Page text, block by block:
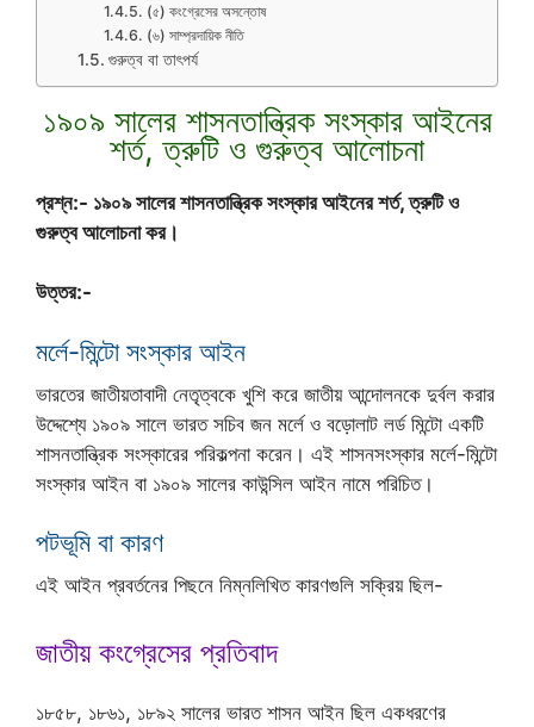
(৫) কংগ্রেসের অসন্তোষ
(৬) সাম্প্রদায়িক নীতি
গুরুত্ব বা তাৎপর্য
১৯০৯ সালের শাসনতান্ত্রিক সংস্কার আইনের
শর্ত, ত্রুটি ও গুরুত্ব আলোচনা
প্রশ্ন:- ১৯০৯ সালের শাসনতান্ত্রিক সংস্কার আইনের শর্ত, ত্রুটি ও
গুরুত্ব আলোচনা কর।
উত্তর:-
মর্লে-মিন্টো সংস্কার আইন
ভারতের জাতীয়তাবাদী নেতৃত্বকে খুশি করে জাতীয় আন্দোলনকে দুর্বল করার
উদ্দেশ্যে ১৯০৯ সালে ভারত সচিব জন মর্লে ও বড়োলাট লর্ড মিন্টো একটি
শাসনতান্ত্রিক সংস্কারের পরিকল্পনা করেন। এই শাসনসংস্কার মর্লে-মিন্টো
সংস্কার আইন বা ১৯০৯ সালের কাউন্সিল আইন নামে পরিচিত।
পটভূমি বা কারণ
এই আইন প্রবর্তনের পিছনে নিম্নলিখিত কারণগুলি সক্রিয় ছিল-
জাতীয় কংগ্রেসের প্রতিবাদ
১৮৫৮, ১৮৬১, ১৮৯২ সালের ভারত শাসন আইন ছিল একধরণের